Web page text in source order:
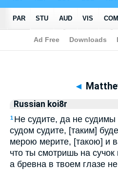
Biblia > Russian koi8r >
◄
Russian koi8r
1 Не судите, да не судимы
судом судите, [таким]
мерою мерите, [такою] и
что ты смотришь на сучок
а бревна в твоем глазе